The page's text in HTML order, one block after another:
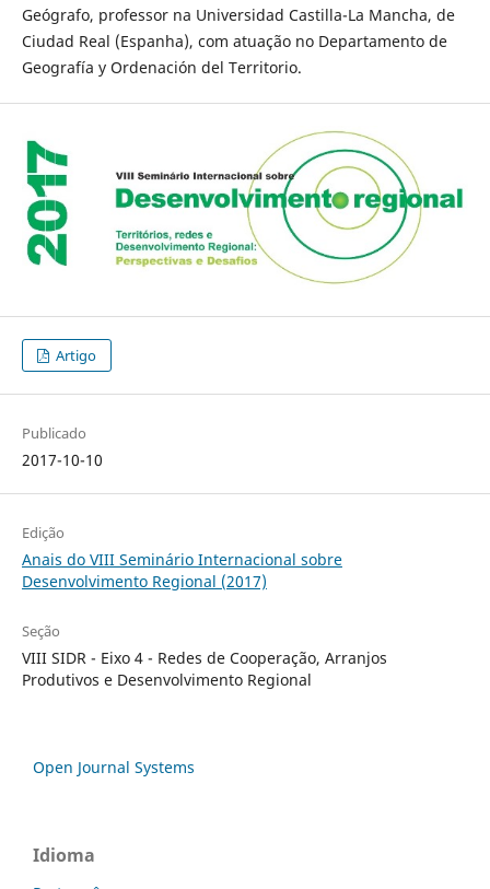
Geógrafo, professor na Universidad Castilla-La Mancha, de
Ciudad Real (Espanha), com atuação no Departamento de
Geografía y Ordenación del Territorio.
Artigo
Publicado
2017-10-10
Edição
Anais do VIII Seminário Internacional sobre
Desenvolvimento Regional (2017)
Seção
VIII SIDR - Eixo 4 - Redes de Cooperação, Arranjos
Produtivos e Desenvolvimento Regional
Open Journal Systems
Idioma